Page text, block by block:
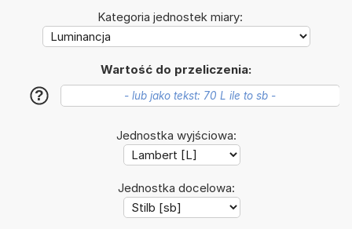
Kategoria jednostek miary:
Wartość do przeliczenia:
?
Jednostka wyjściowa:
Jednostka docelowa: